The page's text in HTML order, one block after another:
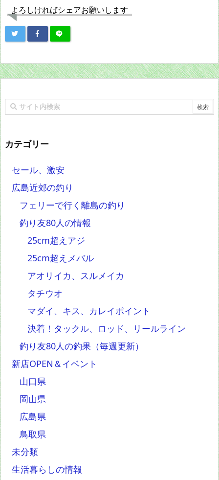
よろしければシェアお願いします
カテゴリー
セール、激安
広島近郊の釣り
フェリーで行く離島の釣り
釣り友80人の情報
25cm超えアジ
25cm超えメバル
アオリイカ、スルメイカ
タチウオ
マダイ、キス、カレイポイント
決着！タックル、ロッド、リールライン
釣り友80人の釣果（毎週更新）
新店OPEN＆イベント
山口県
岡山県
広島県
鳥取県
未分類
生活暮らしの情報